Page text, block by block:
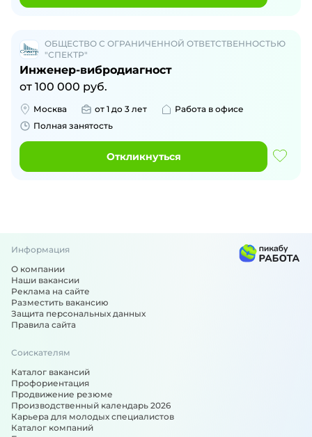
ОБЩЕСТВО С ОГРАНИЧЕННОЙ ОТВЕТСТВЕННОСТЬЮ
"СПЕКТР"
Инженер-вибродиагност
от 100 000 руб.
Москва от 1 до 3 лет
Работа в офисе
Полная занятость
Откликнуться
Информация
О компании
Наши вакансии
Реклама на сайте
Разместить вакансию
Защита персональных данных
Правила сайта
Соискателям
Каталог вакансий
Профориентация
Продвижение резюме
Производственный календарь 2026
Карьера для молодых специалистов
Каталог компаний